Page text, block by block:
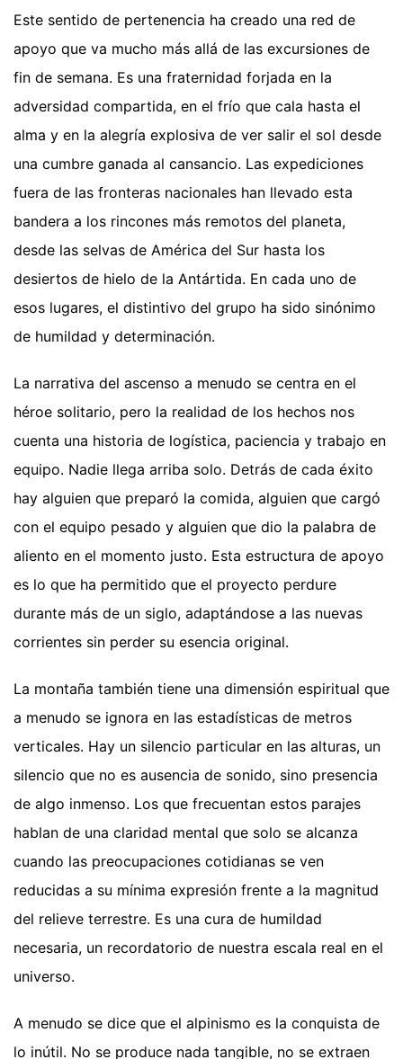
Este sentido de pertenencia ha creado una red de
apoyo que va mucho más allá de las excursiones de
fin de semana. Es una fraternidad forjada en la
adversidad compartida, en el frío que cala hasta el
alma y en la alegría explosiva de ver salir el sol desde
una cumbre ganada al cansancio. Las expediciones
fuera de las fronteras nacionales han llevado esta
bandera a los rincones más remotos del planeta,
desde las selvas de América del Sur hasta los
desiertos de hielo de la Antártida. En cada uno de
esos lugares, el distintivo del grupo ha sido sinónimo
de humildad y determinación.
La narrativa del ascenso a menudo se centra en el
héroe solitario, pero la realidad de los hechos nos
cuenta una historia de logística, paciencia y trabajo en
equipo. Nadie llega arriba solo. Detrás de cada éxito
hay alguien que preparó la comida, alguien que cargó
con el equipo pesado y alguien que dio la palabra de
aliento en el momento justo. Esta estructura de apoyo
es lo que ha permitido que el proyecto perdure
durante más de un siglo, adaptándose a las nuevas
corrientes sin perder su esencia original.
La montaña también tiene una dimensión espiritual que
a menudo se ignora en las estadísticas de metros
verticales. Hay un silencio particular en las alturas, un
silencio que no es ausencia de sonido, sino presencia
de algo inmenso. Los que frecuentan estos parajes
hablan de una claridad mental que solo se alcanza
cuando las preocupaciones cotidianas se ven
reducidas a su mínima expresión frente a la magnitud
del relieve terrestre. Es una cura de humildad
necesaria, un recordatorio de nuestra escala real en el
universo.
A menudo se dice que el alpinismo es la conquista de
lo inútil. No se produce nada tangible, no se extraen